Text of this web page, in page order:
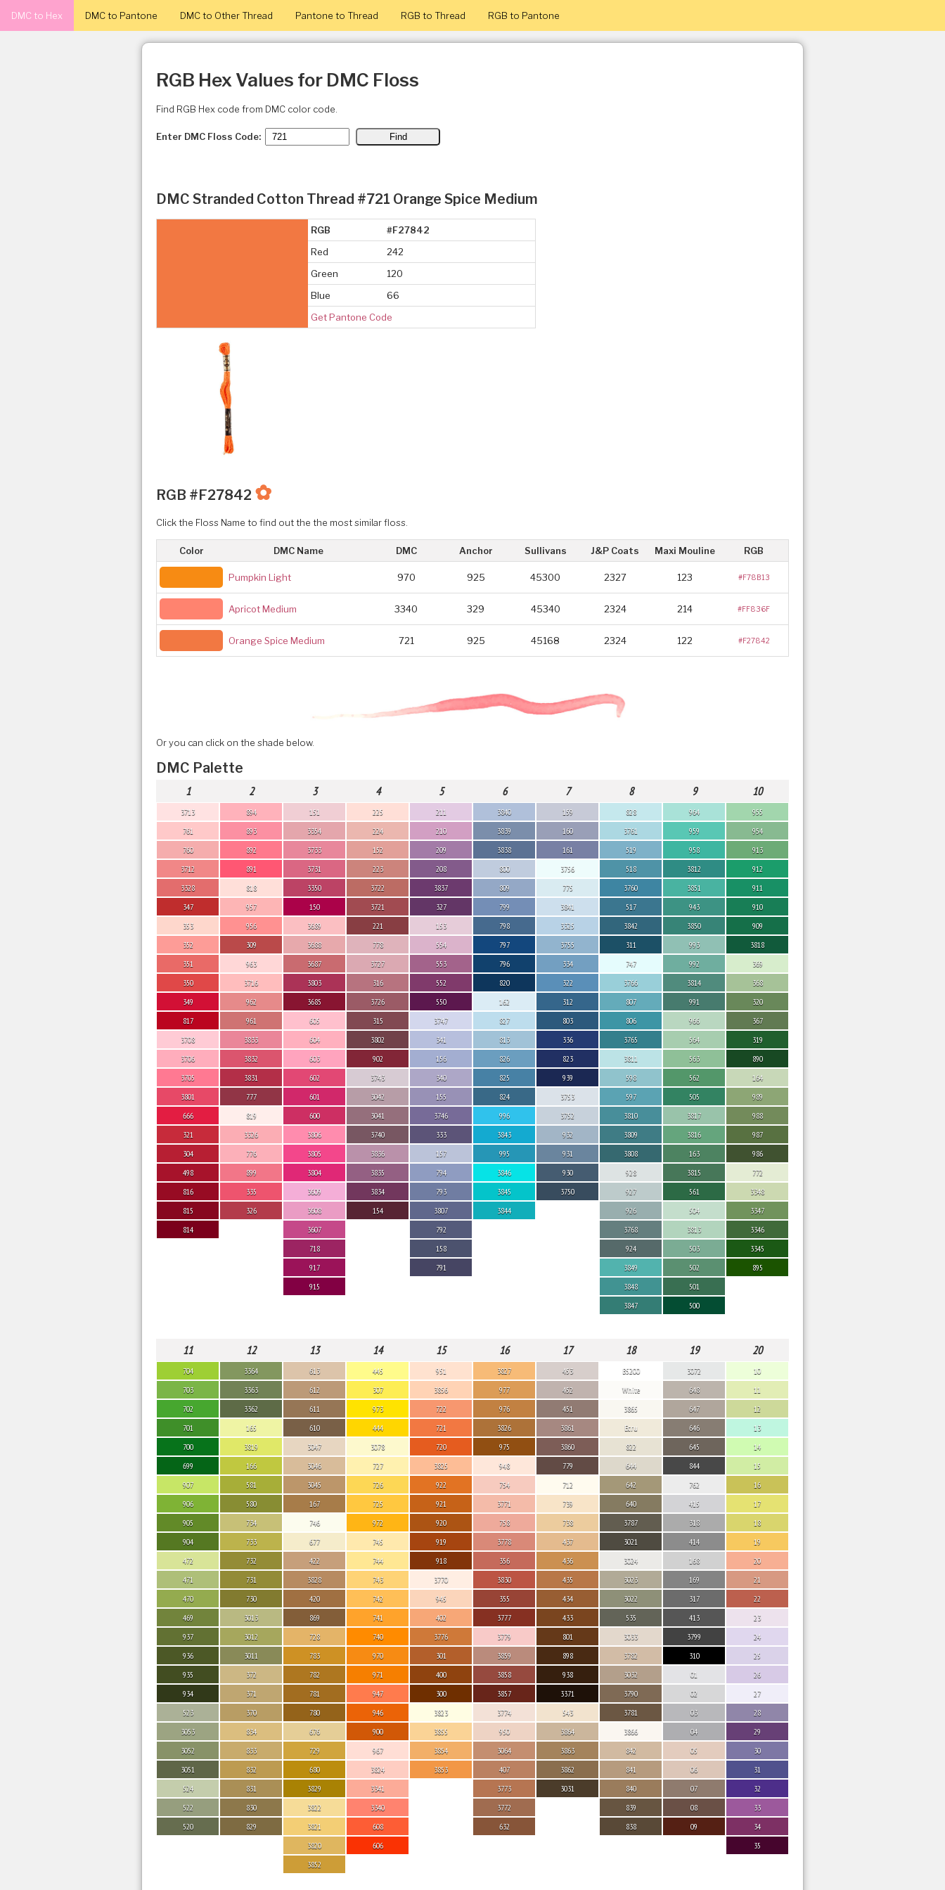
DMC to Hex DMC to Pantone DMC to Other Thread Pantone to Thread RGB to Thread RGB to Pantone
RGB Hex Values for DMC Floss
Find RGB Hex code from DMC color code.
Enter DMC Floss Code:
DMC Stranded Cotton Thread #721 Orange Spice Medium
RGB
#F27842
Red
242
Green
120
Blue
66
Get Pantone Code
RGB #F27842 ✿
Click the Floss Name to find out the the most similar floss.
Color DMC Name DMC Anchor Sullivans J&P Coats Maxi Mouline RGB
Pumpkin Light 970 925 45300 2327 123 #F78B13
Apricot Medium 3340 329 45340 2324 214 #FF836F
Orange Spice Medium 721 925 45168 2324 122 #F27842
Or you can click on the shade below.
DMC Palette
1 2 3 4 5 6 7 8 9 10
3713
761
760
3712
3328
347
353
352
351
350
349
817
3708
3706
3705
3801
666
321
304
498
816
815
814
894
893
892
891
818
957
956
309
963
3716
962
961
3833
3832
3831
777
819
3326
776
899
335
326
151
3354
3733
3731
3350
150
3689
3688
3687
3803
3685
605
604
603
602
601
600
3806
3805
3804
3609
3608
3607
718
917
915
225
224
152
223
3722
3721
221
778
3727
316
3726
315
3802
902
3743
3042
3041
3740
3836
3835
3834
154
211
210
209
208
3837
327
153
554
553
552
550
3747
341
156
340
155
3746
333
157
794
793
3807
792
158
791
3840
3839
3838
800
809
799
798
797
796
820
162
827
813
826
825
824
996
3843
995
3846
3845
3844
159
160
161
3756
775
3841
3325
3755
334
322
312
803
336
823
939
3753
3752
932
931
930
3750
828
3761
519
518
3760
517
3842
311
747
3766
807
806
3765
3811
598
597
3810
3809
3808
928
927
926
3768
924
3849
3848
3847
964
959
958
3812
3851
943
3850
993
992
3814
991
966
564
563
562
505
3817
3816
163
3815
561
504
3813
503
502
501
500
955
954
913
912
911
910
909
3818
369
368
320
367
319
890
164
989
988
987
986
772
3348
3347
3346
3345
895
11 12 13 14 15 16 17 18 19 20
704
703
702
701
700
699
907
906
905
904
472
471
470
469
937
936
935
934
523
3053
3052
3051
524
522
520
3364
3363
3362
165
3819
166
581
580
734
733
732
731
730
3013
3012
3011
372
371
370
834
833
832
831
830
829
613
612
611
610
3047
3046
3045
167
746
677
422
3828
420
869
728
783
782
781
780
676
729
680
3829
3822
3821
3820
3852
445
307
973
444
3078
727
726
725
972
745
744
743
742
741
740
970
971
947
946
900
967
3824
3341
3340
608
606
951
3856
722
721
720
3825
922
921
920
919
918
3770
945
402
3776
301
400
300
3823
3855
3854
3853
3827
977
976
3826
975
948
754
3771
758
3778
356
3830
355
3777
3779
3859
3858
3857
3774
950
3064
407
3773
3772
632
453
452
451
3861
3860
779
712
739
738
437
436
435
434
433
801
898
938
3371
543
3864
3863
3862
3031
B5200
White
3865
Ecru
822
644
642
640
3787
3021
3024
3023
3022
535
3033
3782
3032
3790
3781
3866
842
841
840
839
838
3072
648
647
646
645
844
762
415
318
414
168
169
317
413
3799
310
01
02
03
04
05
06
07
08
09
10
11
12
13
14
15
16
17
18
19
20
21
22
23
24
25
26
27
28
29
30
31
32
33
34
35